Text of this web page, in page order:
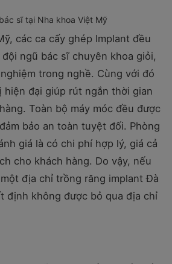
sĩ tại Nha khoa Việt Mỹ
các ca cấy ghép Implant đều
ngũ bác sĩ chuyên khoa giỏi,
trong nghề. Cùng với đó
hiện đại giúp rút ngắn thời gian
Toàn bộ máy móc đều được
bảo an toàn tuyệt đối. Phòng
giá là có chi phí hợp lý, giá cả
cho khách hàng. Do vậy, nếu
địa chỉ trồng răng implant Đà
định không được bỏ qua địa chỉ